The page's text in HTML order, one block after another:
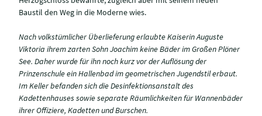
Baustil den Weg in die Moderne wies.
Nach volkstümlicher Überlieferung erlaubte Kaiserin Auguste
Viktoria ihrem zarten Sohn Joachim keine Bäder im Großen Plöner
See. Daher wurde für ihn noch kurz vor der Auflösung der
Prinzenschule ein Hallenbad im geometrischen Jugendstil erbaut.
Im Keller befanden sich die Desinfektionsanstalt des
Kadettenhauses sowie separate Räumlichkeiten für Wannenbäder
ihrer Offiziere, Kadetten und Burschen.